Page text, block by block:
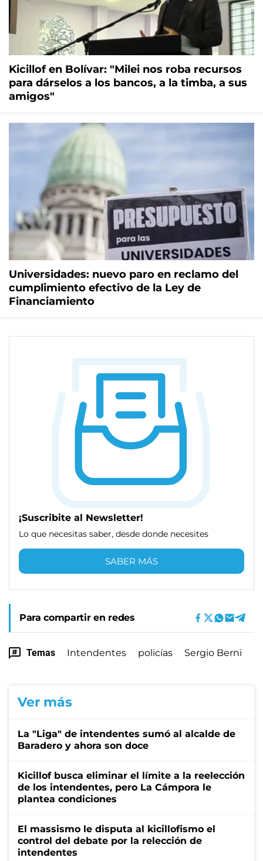
Kicillof en Bolívar: "Milei nos roba recursos
para dárselos a los bancos, a la timba, a sus
amigos"
Universidades: nuevo paro en reclamo del
cumplimiento efectivo de la Ley de
Financiamiento
¡Suscribite al Newsletter!
Lo que necesitas saber, desde donde necesites
SABER MÁS
Para compartir en redes
Temas Intendentes policías Sergio Berni
Ver más
La "Liga" de intendentes sumó al alcalde de
Baradero y ahora son doce
Kicillof busca eliminar el límite a la reelección
de los intendentes, pero La Cámpora le
plantea condiciones
El massismo le disputa al kicillofismo el
control del debate por la relección de
intendentes